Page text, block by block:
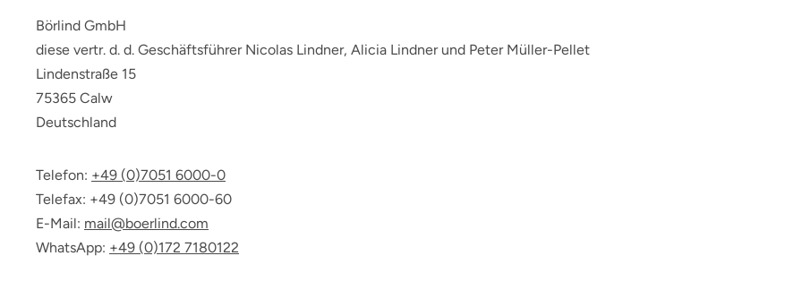
Börlind GmbH
diese vertr. d. d. Geschäftsführer Nicolas Lindner, Alicia Lindner und Peter Müller-Pellet
Lindenstraße 15
75365 Calw
Deutschland
Telefon: +49 (0)7051 6000-0
Telefax: +49 (0)7051 6000-60
E-Mail: mail@boerlind.com
WhatsApp: +49 (0)172 7180122